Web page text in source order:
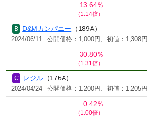
13.64％
（1.14倍）
D&Mカンパニー （189A）
2024/06/11 公開価格：1,000円、初値：1,308円
30.80％
（1.31倍）
レジル （176A）
2024/04/24 公開価格：1,200円、初値：1,205円
0.42％
（1.00倍）